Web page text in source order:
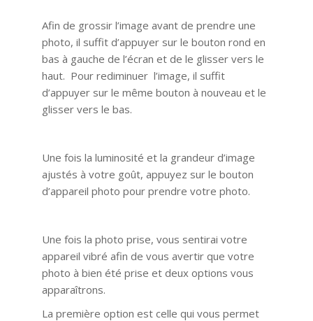
Afin de grossir l’image avant de prendre une
photo, il suffit d’appuyer sur le bouton rond en
bas à gauche de l’écran et de le glisser vers le
haut. Pour rediminuer l’image, il suffit
d’appuyer sur le même bouton à nouveau et le
glisser vers le bas.
Une fois la luminosité et la grandeur d’image
ajustés à votre goût, appuyez sur le bouton
d’appareil photo pour prendre votre photo.
Une fois la photo prise, vous sentirai votre
appareil vibré afin de vous avertir que votre
photo à bien été prise et deux options vous
apparaîtrons.
La première option est celle qui vous permet